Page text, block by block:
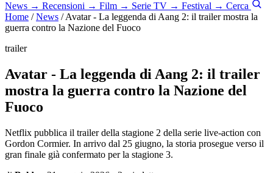
News → Recensioni → Film → Serie TV → Festival → Cerca
Home / News / Avatar - La leggenda di Aang 2: il trailer mostra la
guerra contro la Nazione del Fuoco
trailer
Avatar - La leggenda di Aang 2: il trailer
mostra la guerra contro la Nazione del
Fuoco
Netflix pubblica il trailer della stagione 2 della serie live-action con
Gordon Cormier. In arrivo dal 25 giugno, la storia prosegue verso il
gran finale già confermato per la stagione 3.